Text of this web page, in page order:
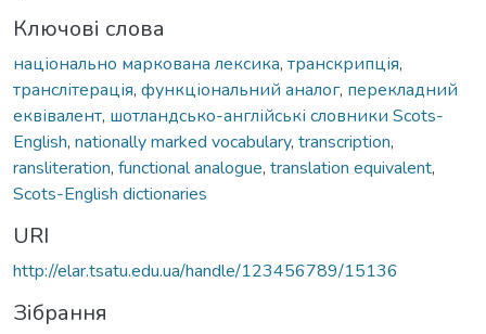
Ключові слова
національно маркована лексика, транскрипція,
транслітерація, функціональний аналог, перекладний
еквівалент, шотландсько-англійські словники Scots-
English, nationally marked vocabulary, transcription,
ransliteration, functional analogue, translation equivalent,
Scots-English dictionaries
URI
http://elar.tsatu.edu.ua/handle/123456789/15136
Зібрання